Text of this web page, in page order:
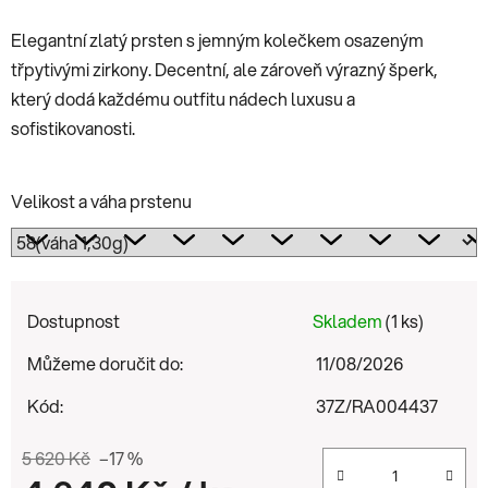
Elegantní zlatý prsten s jemným kolečkem osazeným
třpytivými zirkony. Decentní, ale zároveň výrazný šperk,
který dodá každému outfitu nádech luxusu a
sofistikovanosti.
Velikost a váha prstenu
Dostupnost Skladem(1 ks)
Můžeme doručit do:
11/08/2026
Kód:
37Z/RA004437
5 620 Kč –17 %